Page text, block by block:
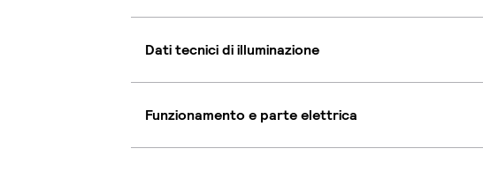
Dati tecnici di illuminazione
Funzionamento e parte elettrica